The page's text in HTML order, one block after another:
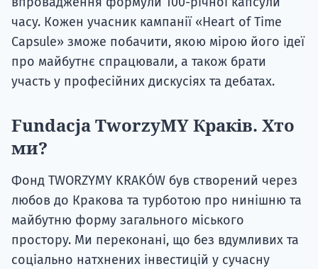
часу. Кожен учасник кампанії «Heart of Time
Capsule» зможе побачити, якою мірою його ідеї
про майбутнє спрацювали, а також брати
участь у професійних дискусіях та дебатах.
Fundacja TworzyMY Краків. Хто
ми?
Фонд TWORZYMY KRAKÓW був створений через
любов до Кракова та турботою про нинішню та
майбутню форму загального міського
простору. Ми переконані, що без вдумливих та
соціально натхнених інвестицій у сучасну